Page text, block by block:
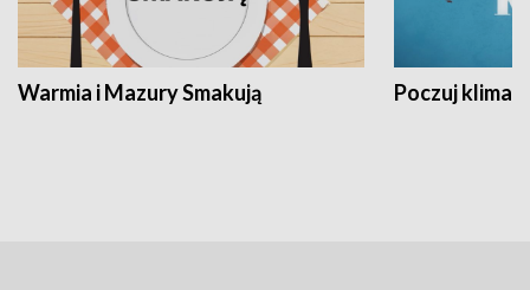
Warmia i Mazury Smakują Poczuj klimat